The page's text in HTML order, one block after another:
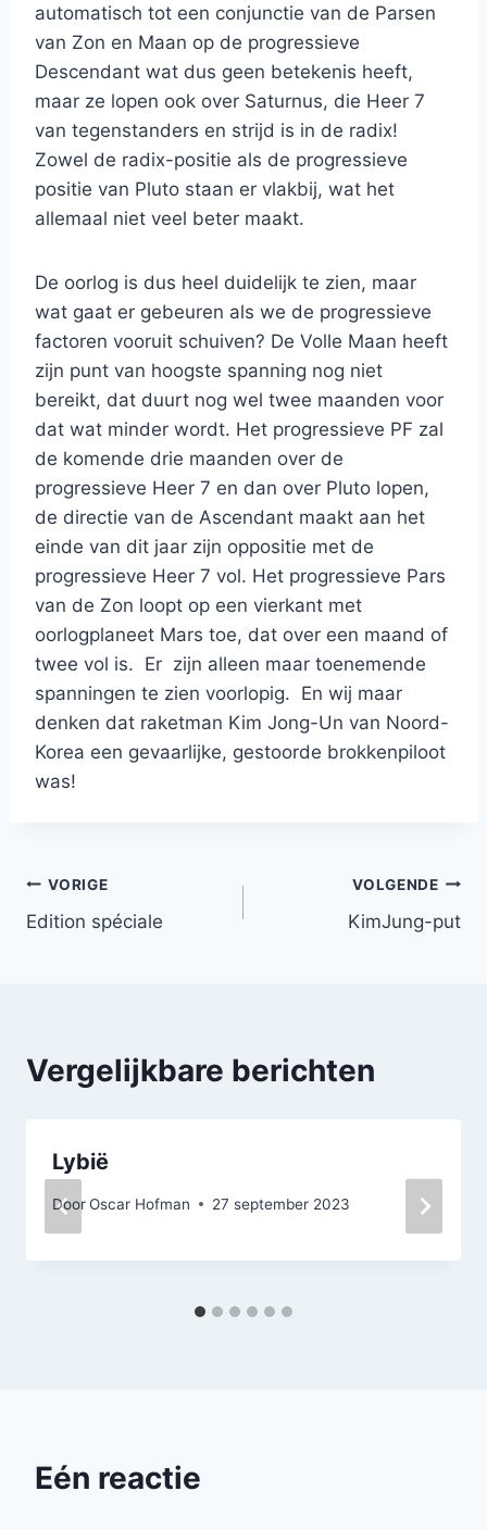
automatisch tot een conjunctie van de Parsen
van Zon en Maan op de progressieve
Descendant wat dus geen betekenis heeft,
maar ze lopen ook over Saturnus, die Heer 7
van tegenstanders en strijd is in de radix!
Zowel de radix-positie als de progressieve
positie van Pluto staan er vlakbij, wat het
allemaal niet veel beter maakt.
De oorlog is dus heel duidelijk te zien, maar
wat gaat er gebeuren als we de progressieve
factoren vooruit schuiven? De Volle Maan heeft
zijn punt van hoogste spanning nog niet
bereikt, dat duurt nog wel twee maanden voor
dat wat minder wordt. Het progressieve PF zal
de komende drie maanden over de
progressieve Heer 7 en dan over Pluto lopen,
de directie van de Ascendant maakt aan het
einde van dit jaar zijn oppositie met de
progressieve Heer 7 vol. Het progressieve Pars
van de Zon loopt op een vierkant met
oorlogplaneet Mars toe, dat over een maand of
twee vol is. Er zijn alleen maar toenemende
spanningen te zien voorlopig. En wij maar
denken dat raketman Kim Jong-Un van Noord-
Korea een gevaarlijke, gestoorde brokkenpiloot
was!
Bericht
navigatie
VORIGE
Edition spéciale
VOLGENDE
KimJung-put
Vergelijkbare berichten
Lybië
DoorOscar Hofman 27 september 2023
Eén reactie